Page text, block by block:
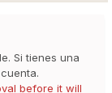
Si tienes una
before it will